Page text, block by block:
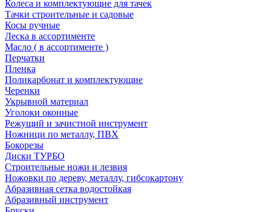
Колеса и комплектующие для тачек
Тачки строительные и садовые
Косы ручные
Леска в ассортименте
Масло ( в ассортименте )
Перчатки
Пленка
Поликарбонат и комплектующие
Черенки
Укрывной материал
Уголоки оконные
Режущий и зачистной инструмент
Ножници по металлу, ПВХ
Бокорезы
Диски ТУРБО
Строительные ножи и лезвия
Ножовки по дереву, металлу, гибсокартону
Абразивная сетка водостойкая
Абразивный инструмент